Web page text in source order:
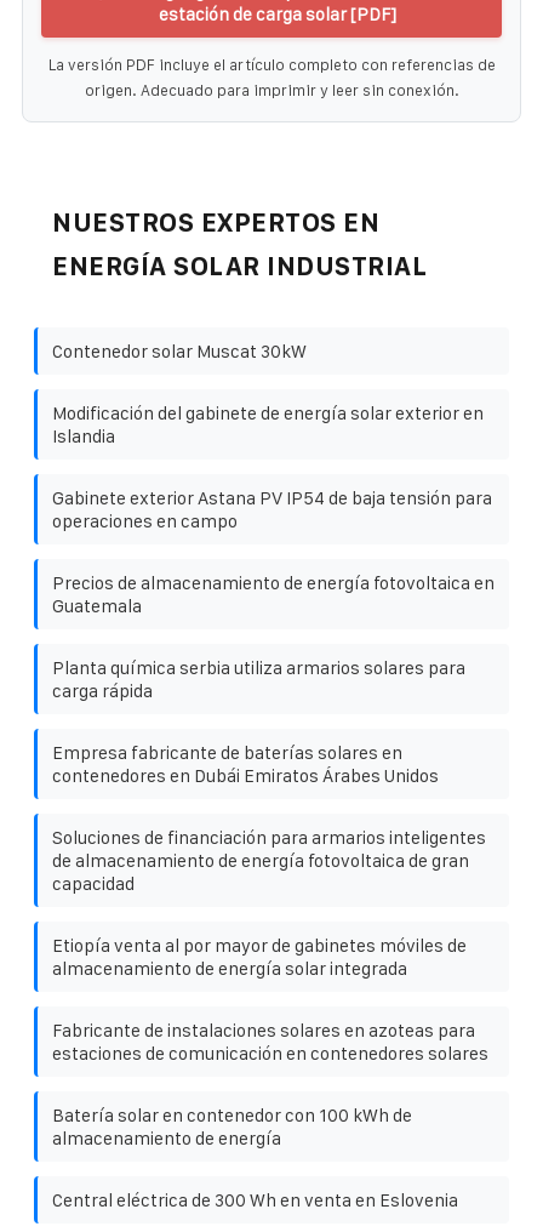
estación de carga solar [PDF]
La versión PDF incluye el artículo completo con referencias de
origen. Adecuado para imprimir y leer sin conexión.
NUESTROS EXPERTOS EN
ENERGÍA SOLAR INDUSTRIAL
Contenedor solar Muscat 30kW
Modificación del gabinete de energía solar exterior en
Islandia
Gabinete exterior Astana PV IP54 de baja tensión para
operaciones en campo
Precios de almacenamiento de energía fotovoltaica en
Guatemala
Planta química serbia utiliza armarios solares para
carga rápida
Empresa fabricante de baterías solares en
contenedores en Dubái Emiratos Árabes Unidos
Soluciones de financiación para armarios inteligentes
de almacenamiento de energía fotovoltaica de gran
capacidad
Etiopía venta al por mayor de gabinetes móviles de
almacenamiento de energía solar integrada
Fabricante de instalaciones solares en azoteas para
estaciones de comunicación en contenedores solares
Batería solar en contenedor con 100 kWh de
almacenamiento de energía
Central eléctrica de 300 Wh en venta en Eslovenia